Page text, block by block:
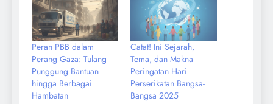
Peran PBB dalam
Perang Gaza: Tulang
Punggung Bantuan
hingga Berbagai
Hambatan
Catat! Ini Sejarah,
Tema, dan Makna
Peringatan Hari
Perserikatan Bangsa-
Bangsa 2025